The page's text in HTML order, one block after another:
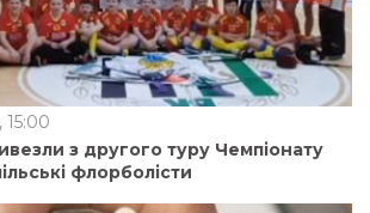
з другого туру Чемпіонату
флорболісти